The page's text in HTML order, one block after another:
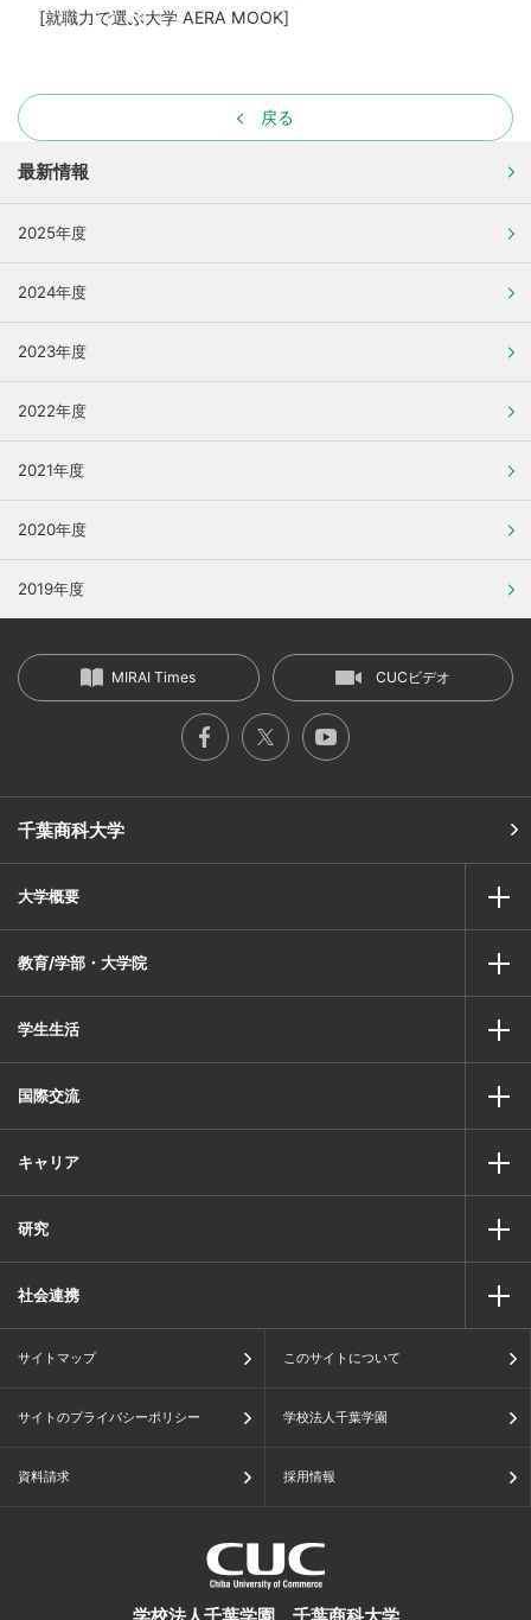
[就職力で選ぶ大学 AERA MOOK]
戻る
最新情報
2025年度
2024年度
2023年度
2022年度
2021年度
2020年度
2019年度
千葉商科大学
MIRAI Times CUCビデオ
大学概要
教育/学部・大学院
学生生活
国際交流
キャリア
研究
社会連携
サイトマップ このサイトについて
サイトのプライバシーポリシー 学校法人千葉学園
資料請求 採用情報